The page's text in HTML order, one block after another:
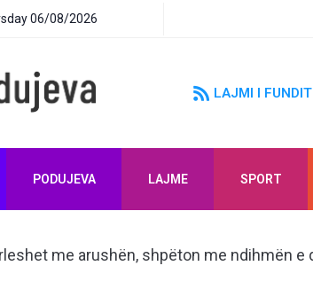
06/08/2026
LAJMI I FUNDIT
PODUJEVA LAJME SPORT